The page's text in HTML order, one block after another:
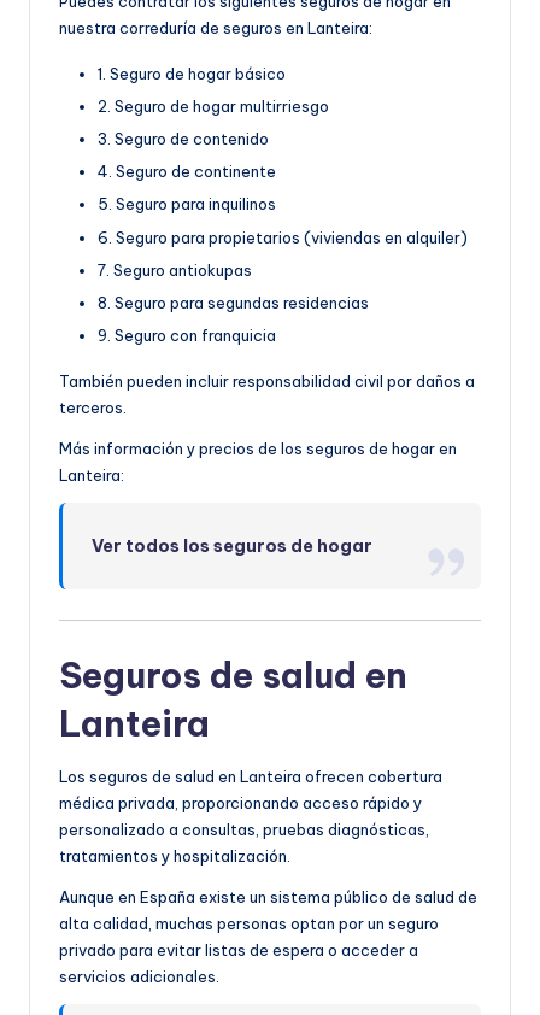
nuestra correduría de seguros en Lanteira:
1. Seguro de hogar básico
2. Seguro de hogar multirriesgo
3. Seguro de contenido
4. Seguro de continente
5. Seguro para inquilinos
6. Seguro para propietarios (viviendas en alquiler)
7. Seguro antiokupas
8. Seguro para segundas residencias
9. Seguro con franquicia
También pueden incluir responsabilidad civil por daños a
terceros.
Más información y precios de los seguros de hogar en
Lanteira:
Ver todos los seguros de hogar
Seguros de salud en
Lanteira
Los seguros de salud en Lanteira ofrecen cobertura
médica privada, proporcionando acceso rápido y
personalizado a consultas, pruebas diagnósticas,
tratamientos y hospitalización.
Aunque en España existe un sistema público de salud de
alta calidad, muchas personas optan por un seguro
privado para evitar listas de espera o acceder a
servicios adicionales.